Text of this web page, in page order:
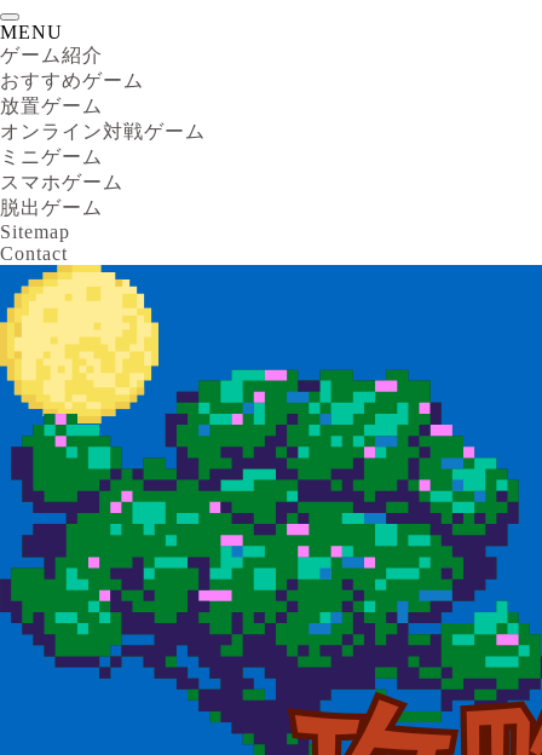
MENU
ゲーム紹介
おすすめゲーム
放置ゲーム
オンライン対戦ゲーム
ミニゲーム
スマホゲーム
脱出ゲーム
Sitemap
Contact